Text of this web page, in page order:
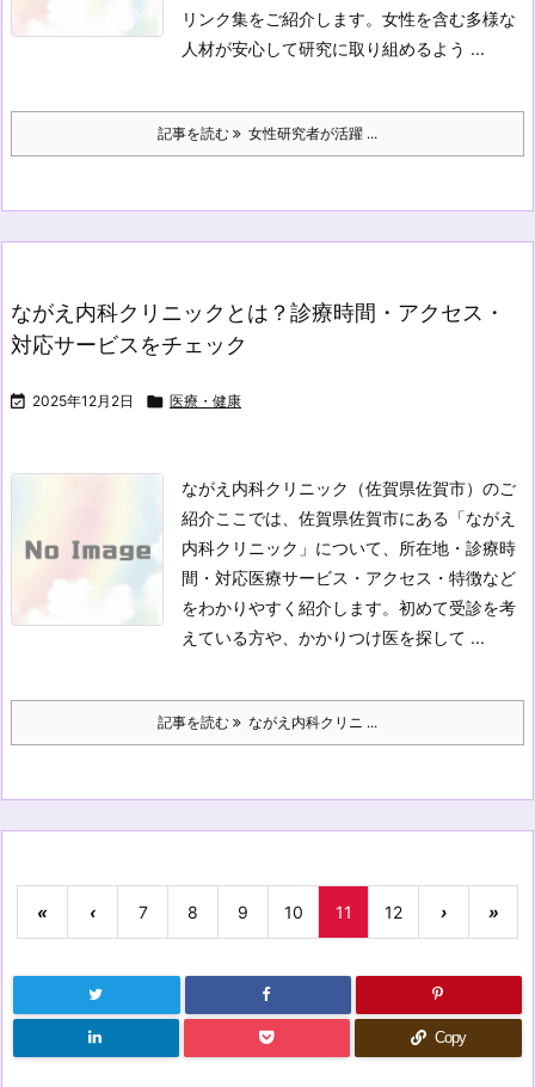
リンク集をご紹介します。女性を含む多様な
人材が安心して研究に取り組めるよう ...
記事を読む 女性研究者が活躍 ...
ながえ内科クリニックとは？診療時間・アクセス・
対応サービスをチェック
 2025年12月2日  医療・健康
ながえ内科クリニック（佐賀県佐賀市）のご
紹介ここでは、佐賀県佐賀市にある「ながえ
内科クリニック」について、所在地・診療時
間・対応医療サービス・アクセス・特徴など
をわかりやすく紹介します。初めて受診を考
えている方や、かかりつけ医を探して ...
記事を読む ながえ内科クリニ ...
« ‹ 7 8 9 10 11 12 › »
Copy